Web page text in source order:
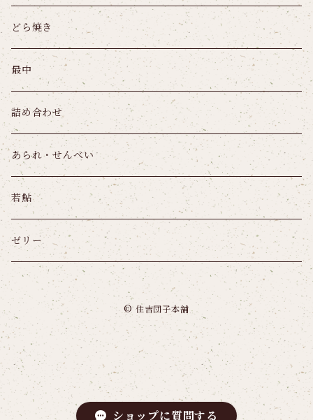
ショップに質問する
どら焼き
最中
詰め合わせ
あられ・せんべい
若鮎
ゼリー
© 住吉団子本舗